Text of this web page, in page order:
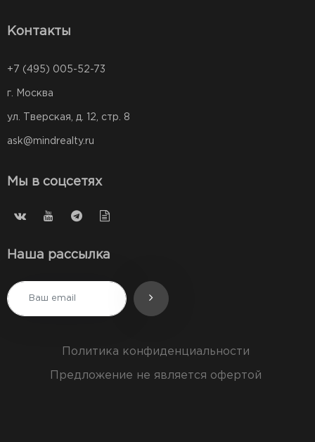
Контакты
+7 (495) 005-52-73
г. Москва
ул. Тверская, д. 12, стр. 8
ask@mindrealty.ru
Мы в соцсетях
Наша рассылка
Политика конфиденциальности
Предложение не является офертой